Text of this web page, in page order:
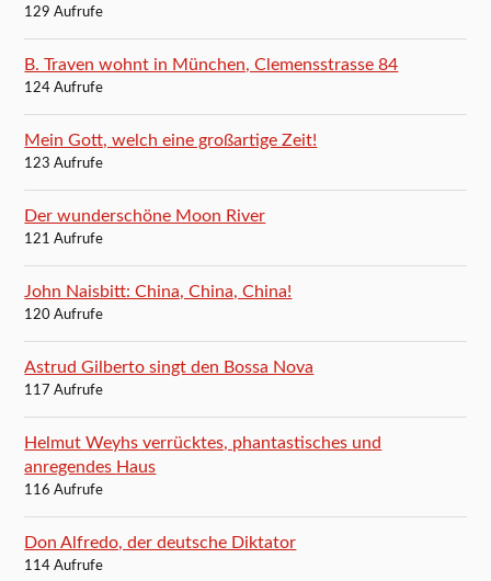
129 Aufrufe
B. Traven wohnt in München, Clemensstrasse 84
124 Aufrufe
Mein Gott, welch eine großartige Zeit!
123 Aufrufe
Der wunderschöne Moon River
121 Aufrufe
John Naisbitt: China, China, China!
120 Aufrufe
Astrud Gilberto singt den Bossa Nova
117 Aufrufe
Helmut Weyhs verrücktes, phantastisches und
anregendes Haus
116 Aufrufe
Don Alfredo, der deutsche Diktator
114 Aufrufe